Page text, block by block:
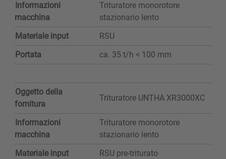
Informazioni
macchina
Trituratore monorotore
stazionario lento
Materiale input
RSU
Portata
ca. 35 t/h < 100 mm
Oggetto della
fornitura
Trituratore UNTHA XR3000XC
Informazioni
macchina
Trituratore monorotore
stazionario lento
Materiale input
RSU pre-triturato